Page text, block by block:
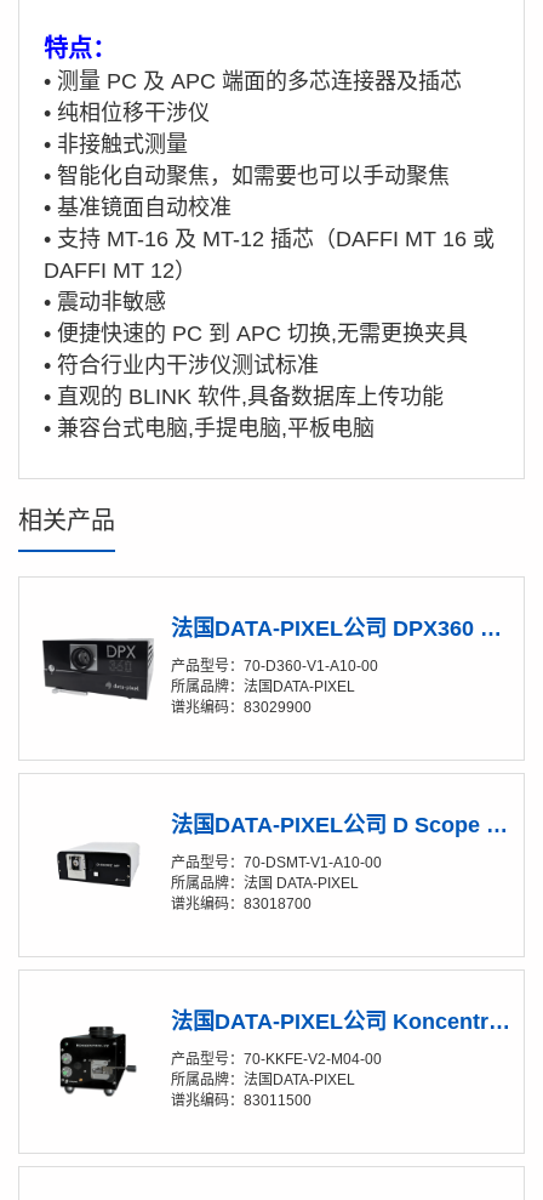
特点：
• 测量 PC 及 APC 端面的多芯连接器及插芯
• 纯相位移干涉仪
• 非接触式测量
• 智能化自动聚焦，如需要也可以手动聚焦
• 基准镜面自动校准
• 支持 MT-16 及 MT-12 插芯（DAFFI MT 16 或
DAFFI MT 12）
• 震动非敏感
• 便捷快速的 PC 到 APC 切换,无需更换夹具
• 符合行业内干涉仪测试标准
• 直观的 BLINK 软件,具备数据库上传功能
• 兼容台式电脑,手提电脑,平板电脑
相关产品
法国DATA-PIXEL公司 DPX360 MT/MPO连接器带端检功能全自动干涉仪
产品型号：70-D360-V1-A10-00
所属品牌：法国DATA-PIXEL
谱兆编码：83029900
法国DATA-PIXEL公司 D Scope MT 多芯MT插芯高精度放大镜
产品型号：70-DSMT-V1-A10-00
所属品牌：法国 DATA-PIXEL
谱兆编码：83018700
法国DATA-PIXEL公司 Koncentrik-V2 / Connector 插芯同心度测量仪
产品型号：70-KKFE-V2-M04-00
所属品牌：法国DATA-PIXEL
谱兆编码：83011500